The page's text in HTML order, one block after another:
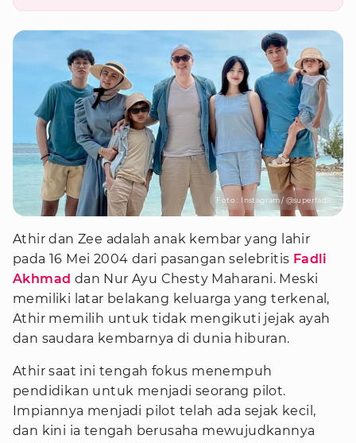
Foto : Instagram/ @superfadli
Athir dan Zee adalah anak kembar yang lahir
pada 16 Mei 2004 dari pasangan selebritis Fadli
Akhmad dan Nur Ayu Chesty Maharani. Meski
memiliki latar belakang keluarga yang terkenal,
Athir memilih untuk tidak mengikuti jejak ayah
dan saudara kembarnya di dunia hiburan.
Athir saat ini tengah fokus menempuh
pendidikan untuk menjadi seorang pilot.
Impiannya menjadi pilot telah ada sejak kecil,
dan kini ia tengah berusaha mewujudkannya